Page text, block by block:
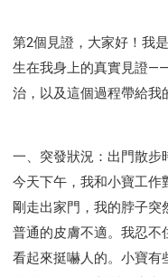
第2個見證，大家好！我
生在我身上的真實見證
治，以及這個過程帶給我
一、突發狀況：出門散步
今天下午，我和小寶工作
剛走出家門，我的脖子突
普通的皮膚不適。我忍不
看起來挺嚇人的。小寶有